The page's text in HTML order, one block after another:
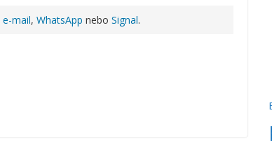
e-mail, WhatsApp nebo Signal.